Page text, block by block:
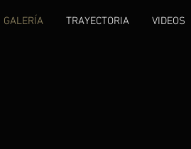
GALERÍA TRAYECTORIA VIDEOS